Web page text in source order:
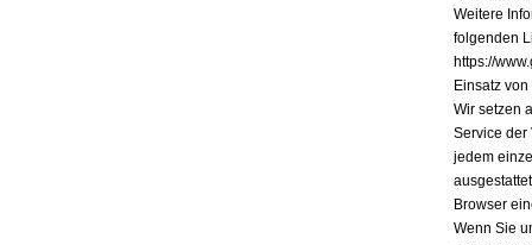
Weitere
folgenden
https://
Einsatz
Wir setzen
Service der
jedem
Browser
Wenn Sie